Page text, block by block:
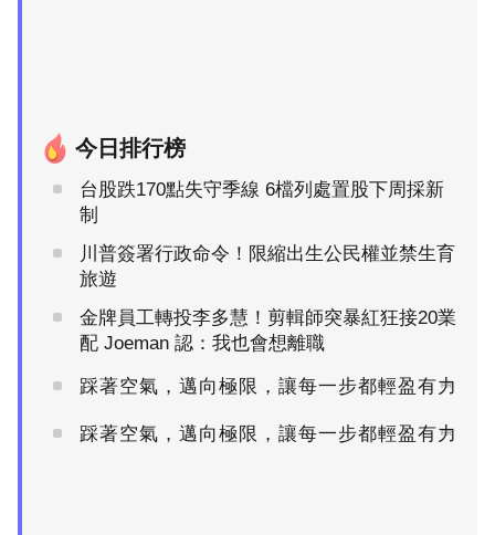
今日排行榜
台股跌170點失守季線 6檔列處置股下周採新
制
川普簽署行政命令！限縮出生公民權並禁生育
旅遊
金牌員工轉投李多慧！剪輯師突暴紅狂接20業
配 Joeman 認：我也會想離職
踩著空氣，邁向極限，讓每一步都輕盈有力
PR
踩著空氣，邁向極限，讓每一步都輕盈有力
PR